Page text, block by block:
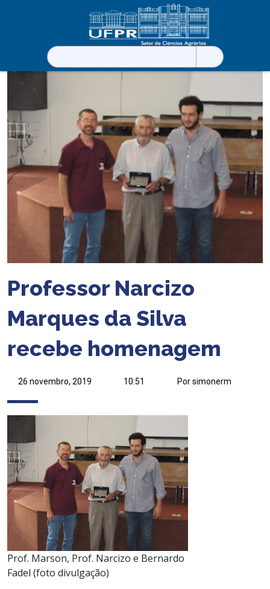
Pesquisar
por:
Professor Narcizo
Marques da Silva
recebe homenagem
26 novembro, 2019 10:51 Por simonerm
Prof. Marson, Prof. Narcizo e Bernardo
Fadel (foto divulgação)